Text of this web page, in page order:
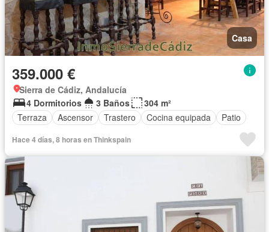
Casa
359.000 €
Sierra de Cádiz, Andalucía
4 Dormitorios
3 Baños
304 m²
Terraza
Ascensor Trastero Cocina equipada Patio
Hace 4 días, 8 horas en Thinkspain